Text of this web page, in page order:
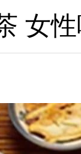
女